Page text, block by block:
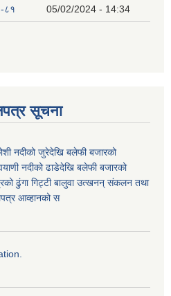
८१ 05/02/2024 - 14:34
सूचना
नदीको जुरेदेखि बलेफी बजारको
नदीको ढाडेदेखि बलेफी बजारको
ढुंगा गिट्टी बालुवा उत्खनन् संकलन तथा
आव्हानको स